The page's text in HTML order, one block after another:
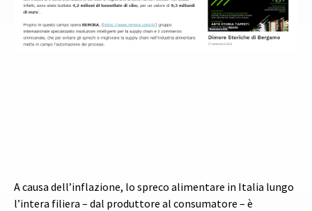
A causa dell’inflazione, lo spreco alimentare in Italia lungo
l’intera filiera – dal produttore al consumatore – è